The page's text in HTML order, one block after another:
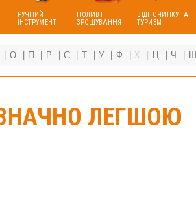
РУЧНИЙ
ІНСТРУМЕНТ
ПОЛИВ І
ЗРОШУВАННЯ
ВІДПОЧИНКУ ТА
ТУРИЗМ
О П Р С Т У Ф Х Ц Ч Ш
ЛЕГШОЮ